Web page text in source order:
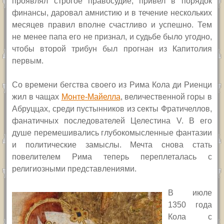
финансы, даровал амнистию и в течение нескольких
месяцев правил вполне счастливо и успешно. Тем
не менее папа его не признал, и судьбе было угодно,
чтобы второй трибун был прогнан из Капитолия
первым.
Со времени бегства своего из Рима Кола ди Риенци
жил в чащах Монте-Майелла, величественной горы в
Абруццах, среди пустынников из секты Фратичеллов,
фанатичных последователей Целестина V. В его
душе перемешивались глубокомысленные фантазии
и политические замыслы. Мечта снова стать
повелителем Рима теперь переплеталась с
религиозными представлениями.
В июле
1350 года
Кола с